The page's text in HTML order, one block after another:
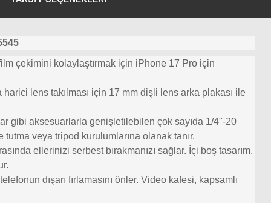
çekimini kolaylaştırmak için iPhone 17 Pro için
harici lens takılması için 17 mm dişli lens arka plakası ile
gibi aksesuarlarla genişletilebilen çok sayıda 1/4"-20
veya tripod kurulumlarına olanak tanır.
ellerinizi serbest bırakmanızı sağlar. İçi boş tasarım,
dışarı fırlamasını önler. Video kafesi, kapsamlı